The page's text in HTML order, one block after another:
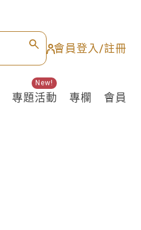
會員登入/註冊
專題活動
New!
專欄 會員